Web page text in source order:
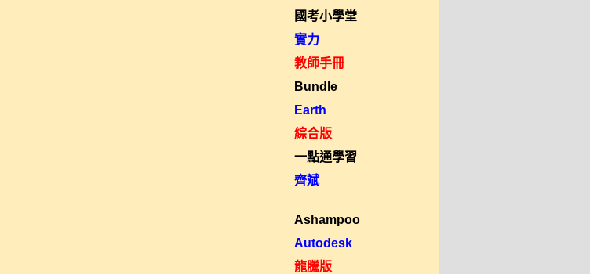
國考小學堂
實力
教師手冊
Bundle
Earth
綜合版
一點通學習
齊斌
Ashampoo
Autodesk
龍騰版